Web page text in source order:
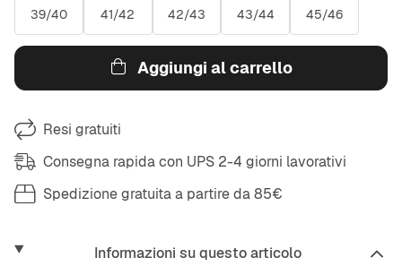
39/40 41/42 42/43 43/44 45/46
Aggiungi al carrello
Resi gratuiti
Consegna rapida con UPS 2-4 giorni lavorativi
Spedizione gratuita a partire da 85€
Informazioni su questo articolo